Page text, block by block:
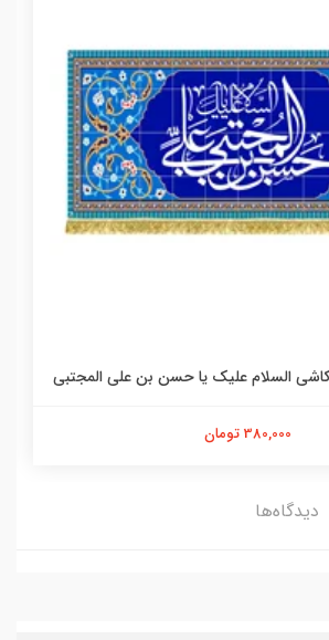
السلام علیک یا حسن بن علی المجتبی
380,000 تومان
دیدگاه‌ها